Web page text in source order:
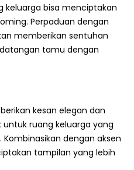
keluarga bisa menciptakan
Perpaduan dengan
memberikan sentuhan
tamu dengan
kesan elegan dan
ruang keluarga yang
dengan aksen
tampilan yang lebih